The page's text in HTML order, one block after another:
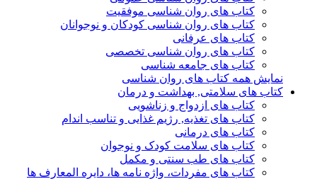
کتاب های روان شناسی موفقیت
کتاب های روان شناسی کودکان و نوجوانان
کتاب های عرفانی
کتاب های روان شناسی تخصصی
کتاب های جامعه شناسی
نمایش همه کتاب های روان شناسی
کتاب های سلامتی, بهداشت و درمان
کتاب های ازدواج و زناشویی
کتاب های تغذیه, رژیم غذایی و تناسب اندام
کتاب های درمانی
کتاب های سلامت کودک و نوجوان
کتاب های طب سنتی و مکمل
کتاب های مفردات، واژه نامه ها، دایره المعارف ها